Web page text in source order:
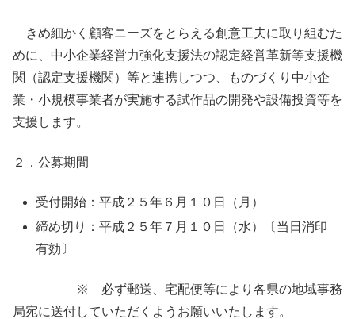
きめ細かく顧客ニーズをとらえる創意工夫に取り組むた
めに、中小企業経営力強化支援法の認定経営革新等支援機
関（認定支援機関）等と連携しつつ、ものづくり中小企
業・小規模事業者が実施する試作品の開発や設備投資等を
支援します。
２．公募期間
受付開始：平成２５年６月１０日（月）
締め切り：平成２５年７月１０日（水）〔当日消印
有効〕
※ 必ず郵送、宅配便等により各県の地域事務
局宛に送付していただくようお願いいたします。